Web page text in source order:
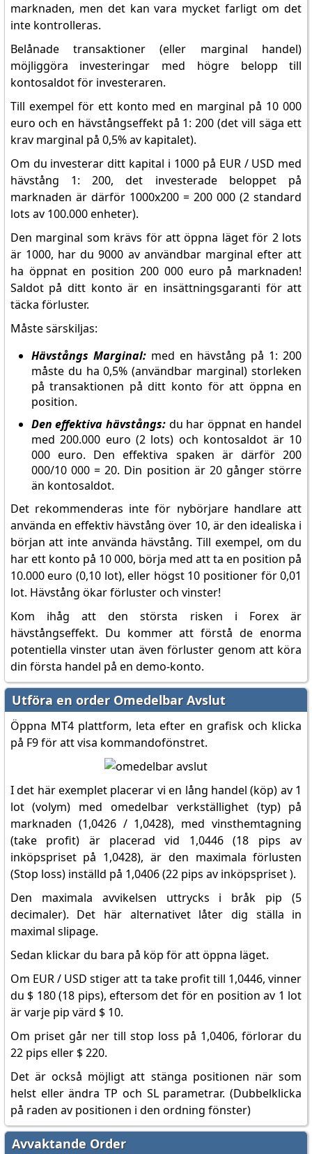
marknaden, men det kan vara mycket farligt om det
inte kontrolleras.
Belånade transaktioner (eller marginal handel)
möjliggöra investeringar med högre belopp till
kontosaldot för investeraren.
Till exempel för ett konto med en marginal på 10 000
euro och en hävstångseffekt på 1: 200 (det vill säga ett
krav marginal på 0,5% av kapitalet).
Om du investerar ditt kapital i 1000 på EUR / USD med
hävstång 1: 200, det investerade beloppet på
marknaden är ​​därför 1000x200 = 200 000 (2 standard
lots av 100.000 enheter).
Den marginal som krävs för att öppna läget för 2 lots
är 1000, har du 9000 av användbar marginal efter att
ha öppnat en position 200 000 euro på marknaden!
Saldot på ditt konto är en insättningsgaranti för att
täcka förluster.
Måste särskiljas:
Hävstångs Marginal:med en hävstång på 1: 200
måste du ha 0,5% (användbar marginal) storleken
på transaktionen på ditt konto för att öppna en
position.
Den effektiva hävstångs: du har öppnat en handel
med 200.000 euro (2 lots) och kontosaldot är 10
000 euro. Den effektiva spaken är därför 200
000/10 000 = 20. Din position är 20 gånger större
än kontosaldot.
Det rekommenderas inte för nybörjare handlare att
använda en effektiv hävstång över 10, är den idealiska i
början att inte använda hävstång. Till exempel, om du
har ett konto på 10 000, börja med att ta en position på
10.000 euro (0,10 lot), eller högst 10 positioner för 0,01
lot. Hävstång ökar förluster och vinster!
Kom ihåg att den största risken i Forex är
hävstångseffekt. Du kommer att förstå de enorma
potentiella vinster utan även förluster genom att köra
din första handel på en demo-konto.
Utföra en order Omedelbar Avslut
Öppna MT4 plattform, leta efter en grafisk och klicka
på F9 för att visa kommandofönstret.
I det här exemplet placerar vi en lång handel (köp) av 1
lot (volym) med omedelbar verkställighet (typ) på
marknaden (1,0426 / 1,0428), med vinsthemtagning
(take profit) är placerad vid 1,0446 (18 pips av
inköpspriset på 1,0428), är den maximala förlusten
(Stop loss) inställd på 1,0406 (22 pips av inköpspriset ).
Den maximala avvikelsen uttrycks i bråk pip (5
decimaler). Det här alternativet låter dig ställa in
maximal slipage.
Sedan klickar du bara på köp för att öppna läget.
Om EUR / USD stiger att ta take profit till 1,0446, vinner
du $ 180 (18 pips), eftersom det för en position av 1 lot
är varje pip värd $ 10.
Om priset går ner till stop loss på 1,0406, förlorar du
22 pips eller $ 220.
Det är också möjligt att stänga positionen när som
helst eller ändra TP och SL parametrar. (Dubbelklicka
på raden av positionen i den ordning fönster)
Avvaktande Order